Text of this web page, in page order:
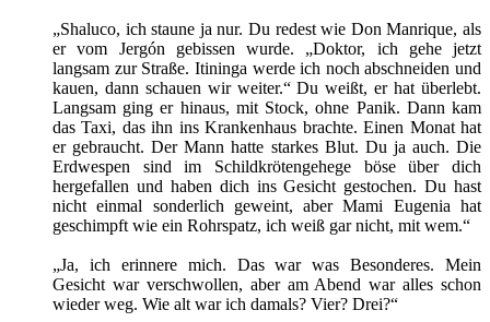
„Shaluco, ich staune ja nur. Du redest wie Don Manrique, als
er vom Jergón gebissen wurde. „Doktor, ich gehe jetzt
langsam zur Straße. Itininga werde ich noch abschneiden und
kauen, dann schauen wir weiter.“ Du weißt, er hat überlebt.
Langsam ging er hinaus, mit Stock, ohne Panik. Dann kam
das Taxi, das ihn ins Krankenhaus brachte. Einen Monat hat
er gebraucht. Der Mann hatte starkes Blut. Du ja auch. Die
Erdwespen sind im Schildkrötengehege böse über dich
hergefallen und haben dich ins Gesicht gestochen. Du hast
nicht einmal sonderlich geweint, aber Mami Eugenia hat
geschimpft wie ein Rohrspatz, ich weiß gar nicht, mit wem.“
„Ja, ich erinnere mich. Das war was Besonderes. Mein
Gesicht war verschwollen, aber am Abend war alles schon
wieder weg. Wie alt war ich damals? Vier? Drei?“